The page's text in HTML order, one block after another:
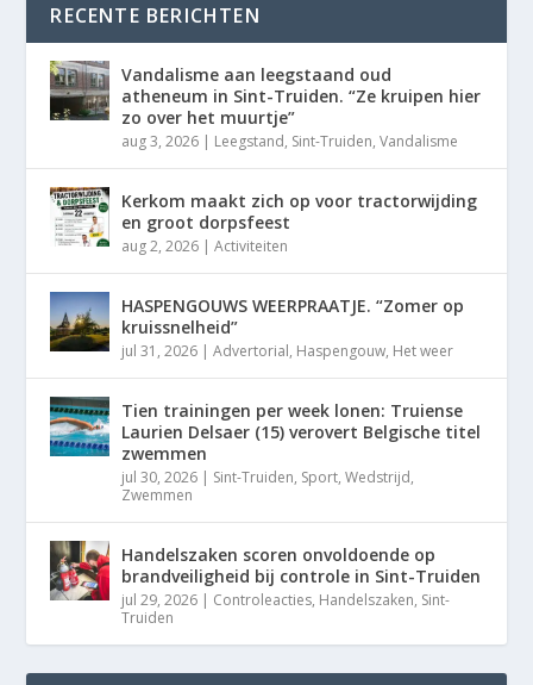
RECENTE BERICHTEN
Vandalisme aan leegstaand oud
atheneum in Sint-Truiden. “Ze kruipen hier
zo over het muurtje”
aug 3, 2026 | Leegstand, Sint-Truiden,Vandalisme
Kerkom maakt zich op voor tractorwijding
en groot dorpsfeest
aug 2, 2026 |Activiteiten
HASPENGOUWS WEERPRAATJE. “Zomer op
kruissnelheid”
jul 31, 2026 |Advertorial, Haspengouw, Het weer
Tien trainingen per week lonen: Truiense
Laurien Delsaer (15) verovert Belgische titel
zwemmen
jul 30, 2026 | Sint-Truiden, Sport,Wedstrijd,
Zwemmen
Handelszaken scoren onvoldoende op
brandveiligheid bij controle in Sint-Truiden
jul 29, 2026 | Controleacties, Handelszaken, Sint-
Truiden